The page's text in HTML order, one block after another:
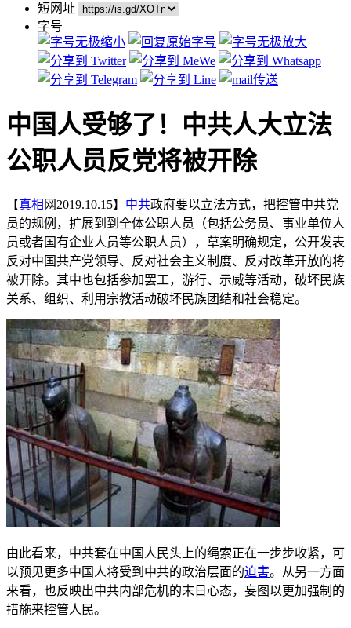
短网址
字号
中国人受够了！中共人大立法
公职人员反党将被开除
【真相 网2019.10.15】 中共政府要以立法方式，把控管中共党
员的规例，扩展到到全体公职人员（包括公务员、事业单位人
员或者国有企业人员等公职人员），草案明确规定，公开发表
反对中国共产党领导、反对社会主义制度、反对改革开放的将
被开除。其中也包括参加罢工，游行、示威等活动，破坏民族
关系、组织、利用宗教活动破坏民族团结和社会稳定。
由此看来，中共套在中国人民头上的绳索正在一步步收紧，可
以预见更多中国人将受到中共的政治层面的迫害。从另一方面
来看，也反映出中共内部危机的末日心态，妄图以更加强制的
措施来控管人民。